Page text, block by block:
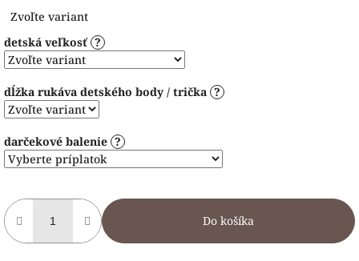
cena:
Zvoľte variant
detská veľkosť ?
dĺžka rukáva detského body / trička ?
darčekové balenie ?
Do košíka